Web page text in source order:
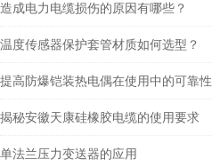
造成电力电缆损伤的原因有哪些？
温度传感器保护套管材质如何选型？
提高防爆铠装热电偶在使用中的可靠性
揭秘安徽天康硅橡胶电缆的使用要求
单法兰压力变送器的应用